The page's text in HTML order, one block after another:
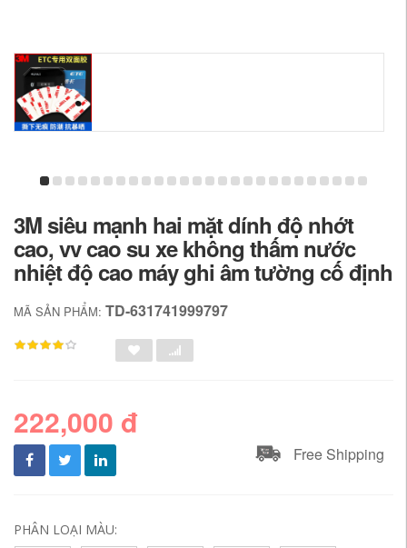
3M siêu mạnh hai mặt dính độ nhớt
cao, vv cao su xe không thấm nước
nhiệt độ cao máy ghi âm tường cố định
MÃ SẢN PHẨM: TD-631741999797
222,000 đ
Free Shipping
PHÂN LOẠI MÀU: